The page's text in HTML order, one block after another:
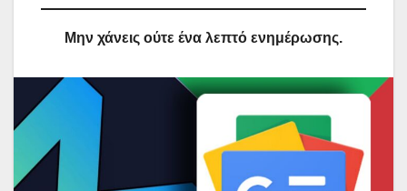
Μην χάνεις ούτε ένα λεπτό ενημέρωσης.